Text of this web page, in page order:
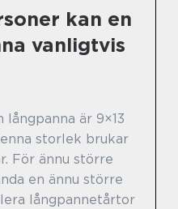
kan en
vanligtvis
är 9×13
storlek brukar
För ännu större
en ännu större
långpannetårtor